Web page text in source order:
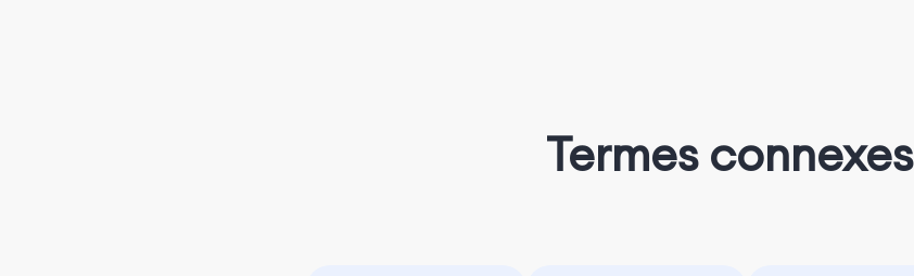
Termes connexes